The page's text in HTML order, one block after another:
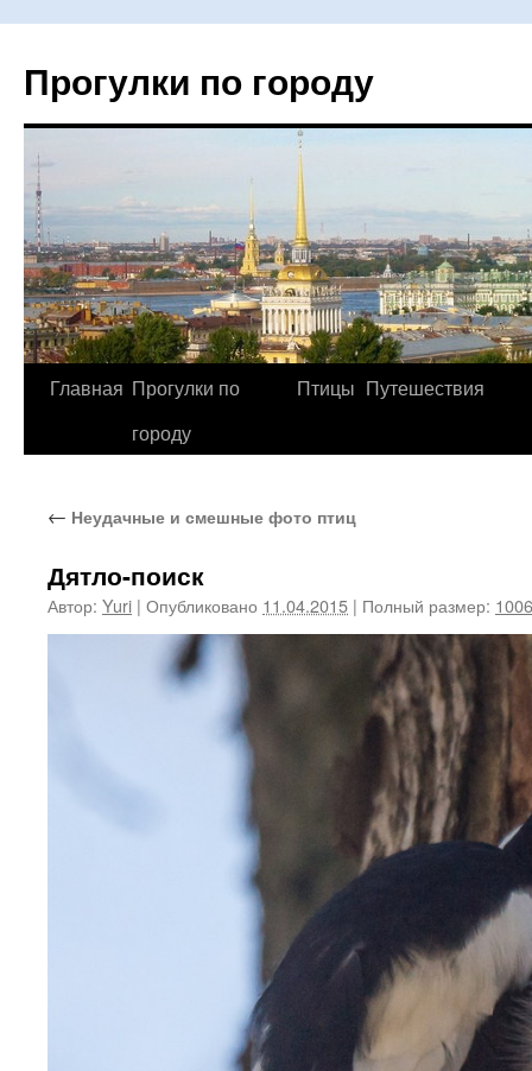
Прогулки по городу
Перейти
Главная Прогулки по
городу
Птицы Путешествия
← Неудачные и смешные фото птиц
Дятло-поиск
Автор: Yuri | Опубликовано 11.04.2015 | Полный размер: